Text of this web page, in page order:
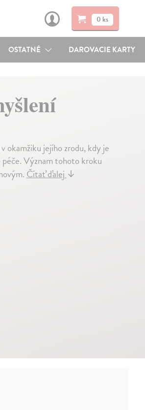
0 ks
OSTATNÉ DAROVACIE KARTY
okamžiku jejího zrodu, kdy je
Význam tohoto kroku
Čítať ďalej↓